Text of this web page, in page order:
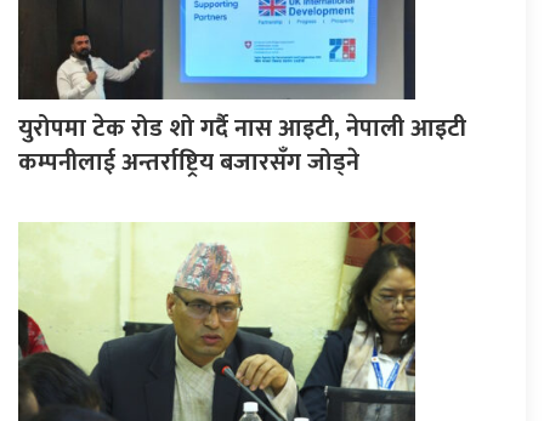
युरोपमा टेक रोड शो गर्दै नास आइटी, नेपाली आइटी
कम्पनीलाई अन्तर्राष्ट्रिय बजारसँग जोड्ने